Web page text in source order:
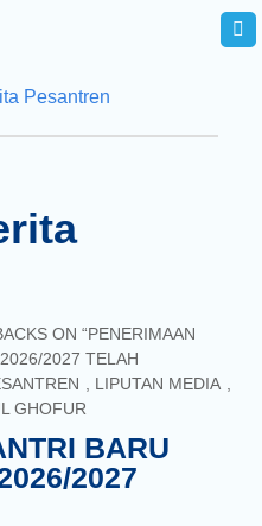
Pesantren
ON “PENERIMAAN
2027 TELAH
LIPUTAN MEDIA
GHOFUR
BARU
2027